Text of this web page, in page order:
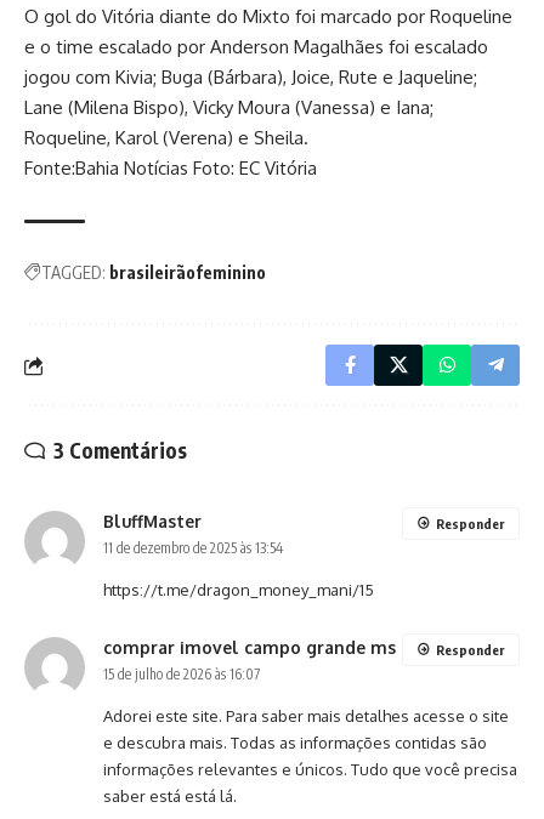
O gol do Vitória diante do Mixto foi marcado por Roqueline
e o time escalado por Anderson Magalhães foi escalado
jogou com Kivia; Buga (Bárbara), Joice, Rute e Jaqueline;
Lane (Milena Bispo), Vicky Moura (Vanessa) e Iana;
Roqueline, Karol (Verena) e Sheila.
Fonte:Bahia Notícias Foto: EC Vitória
TAGGED: brasileirãofeminino
3 Comentários
BluffMaster
11 de dezembro de 2025 às 13:54
https://t.me/dragon_money_mani/15
Responder
comprar imovel campo grande ms
15 de julho de 2026 às 16:07
Adorei este site. Para saber mais detalhes acesse o site
e descubra mais. Todas as informações contidas são
informações relevantes e únicos. Tudo que você precisa
saber está está lá.
Responder